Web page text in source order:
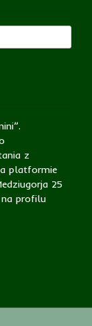
z
platformie
25
na profilu